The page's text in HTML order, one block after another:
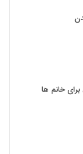
خانم ها